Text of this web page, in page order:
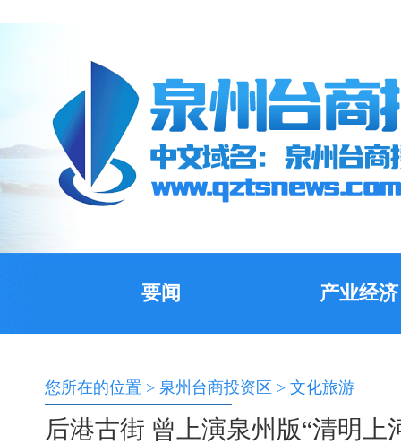
要闻 产业经济
您所在的位置 > 泉州台商投资区 > 文化旅游
后港古街 曾上演泉州版“清明上